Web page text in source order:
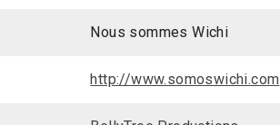
Nous sommes Wichi
http://www.somoswichi.com